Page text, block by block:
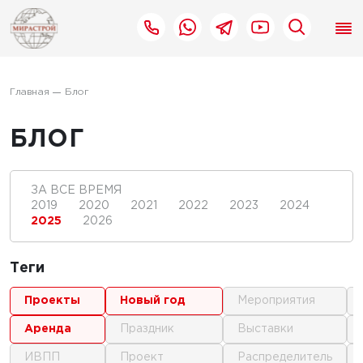
Главная Блог
БЛОГ
ЗА ВСЕ ВРЕМЯ
2019
2020 2021 2022 2023
2024
2025
2026
Теги
проекты
аренда
ИВПП
новый год
праздник
проект
мероприятия
выставки
распределитель